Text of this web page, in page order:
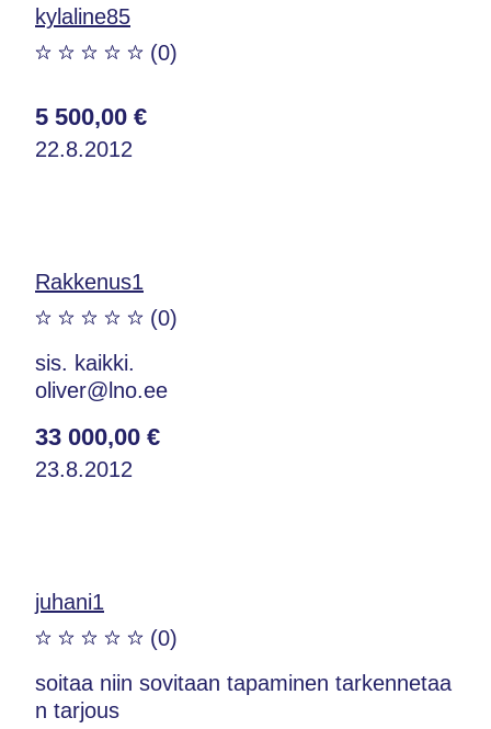
kylaline85
(0)
5 500,00 €
22.8.2012
Rakkenus1
(0)
sis. kaikki.
oliver@lno.ee
33 000,00 €
23.8.2012
juhani1
(0)
soitaa niin sovitaan tapaminen tarkennetaa
n tarjous